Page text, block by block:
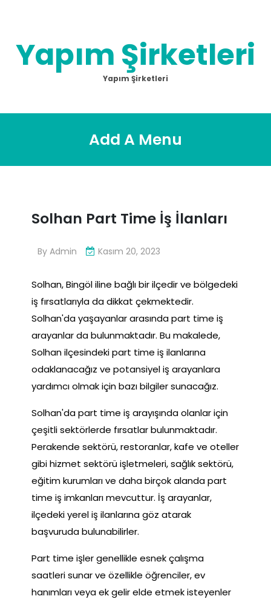
Yapım Şirketleri
Yapım Şirketleri
Add A Menu
Solhan Part Time İş İlanları
By Admin Kasım 20, 2023
Solhan, Bingöl iline bağlı bir ilçedir ve bölgedeki
iş fırsatlarıyla da dikkat çekmektedir.
Solhan'da yaşayanlar arasında part time iş
arayanlar da bulunmaktadır. Bu makalede,
Solhan ilçesindeki part time iş ilanlarına
odaklanacağız ve potansiyel iş arayanlara
yardımcı olmak için bazı bilgiler sunacağız.
Solhan'da part time iş arayışında olanlar için
çeşitli sektörlerde fırsatlar bulunmaktadır.
Perakende sektörü, restoranlar, kafe ve oteller
gibi hizmet sektörü işletmeleri, sağlık sektörü,
eğitim kurumları ve daha birçok alanda part
time iş imkanları mevcuttur. İş arayanlar,
ilçedeki yerel iş ilanlarına göz atarak
başvuruda bulunabilirler.
Part time işler genellikle esnek çalışma
saatleri sunar ve özellikle öğrenciler, ev
hanımları veya ek gelir elde etmek isteyenler